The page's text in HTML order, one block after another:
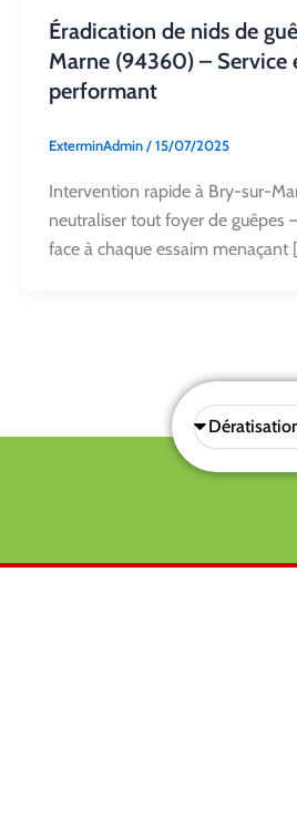
Éradication de nids de
Marne (94360) – Service
performant
ExterminAdmin/15/07/2025
Intervention rapide à Bry-sur-
neutraliser tout foyer de guêpes
face à chaque essaim menaçant
une